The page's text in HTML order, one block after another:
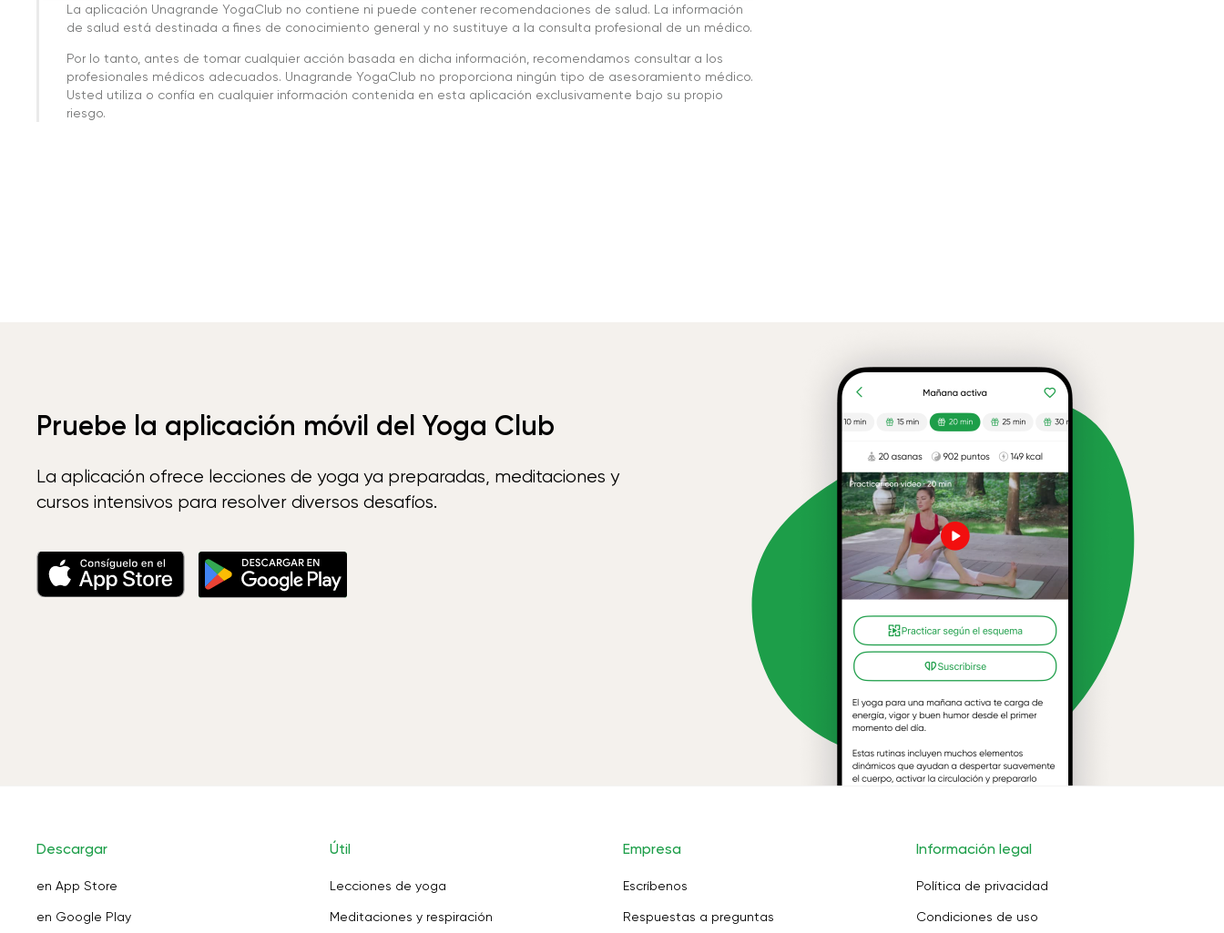
La aplicación Unagrande YogaClub no contiene ni puede contener recomendaciones de salud. La información
de salud está destinada a fines de conocimiento general y no sustituye a la consulta profesional de un médico.
Por lo tanto, antes de tomar cualquier acción basada en dicha información, recomendamos consultar a los
profesionales médicos adecuados. Unagrande YogaClub no proporciona ningún tipo de asesoramiento médico.
Usted utiliza o confía en cualquier información contenida en esta aplicación exclusivamente bajo su propio
riesgo.
Pruebe la aplicación móvil del Yoga Club
La aplicación ofrece lecciones de yoga ya preparadas, meditaciones y
cursos intensivos para resolver diversos desafíos.
Descargar
en App Store
en Google Play
Útil
Lecciones de yoga
Meditaciones y respiración
Empresa
Escríbenos
Respuestas a preguntas
Información legal
Política de privacidad
Condiciones de uso